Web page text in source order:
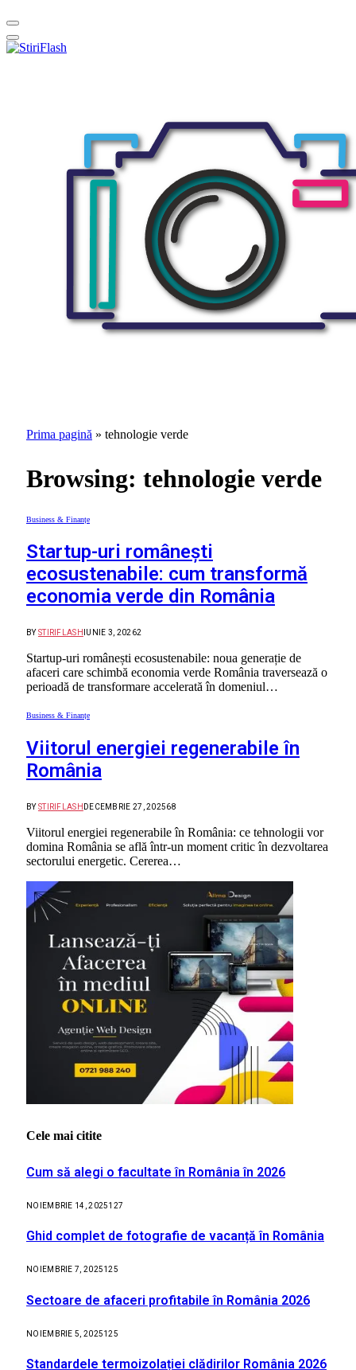
Prima pagină » tehnologie verde
Browsing: tehnologie verde
Business & Finanțe
Startup-uri românești
ecosustenabile: cum transformă
economia verde din România
BY STIRIFLASH IUNIE 3, 20262
Startup-uri românești ecosustenabile: noua generație de
afaceri care schimbă economia verde România traversează o
perioadă de transformare accelerată în domeniul…
Business & Finanțe
Viitorul energiei regenerabile în
România
BY STIRIFLASH DECEMBRIE 27, 202568
Viitorul energiei regenerabile în România: ce tehnologii vor
domina România se află într-un moment critic în dezvoltarea
sectorului energetic. Cererea…
Cele mai citite
Cum să alegi o facultate în România în 2026
NOIEMBRIE 14, 2025127
Ghid complet de fotografie de vacanță în România
NOIEMBRIE 7, 2025125
Sectoare de afaceri profitabile în România 2026
NOIEMBRIE 5, 2025125
Standardele termoizolației clădirilor România 2026